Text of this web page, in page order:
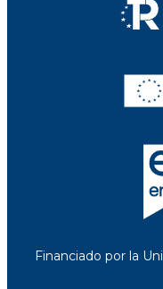
Financiado por la